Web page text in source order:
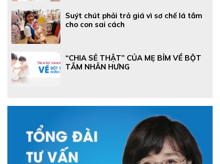
Suýt chút phải trả giá vì sơ chế lá tắm
cho con sai cách
“CHIA SẺ THẬT” CỦA MẸ BỈM VỀ BỘT
TẮM NHÂN HƯNG